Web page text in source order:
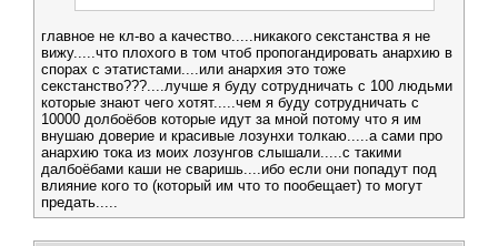
главное не кл-во а качество.....никакого секстанства я не
вижу.....что плохого в том чтоб пропогандировать анархию в
спорах с этатистами....или анархия это тоже
секстанство???....лучше я буду сотрудничать с 100 людьми
которые знают чего хотят.....чем я буду сотрудничать с
10000 долбоёбов которые идут за мной потому что я им
внушаю доверие и красивые лозунхи толкаю.....а сами про
анархию тока из моих лозунгов слышали.....с такими
далбоёбами каши не сваришь....ибо если они попадут под
влияние кого то (который им что то пообещает) то могут
предать.....